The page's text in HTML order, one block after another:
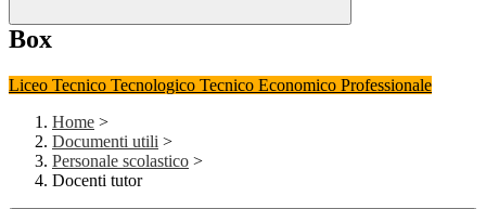
Box
Liceo Tecnico Tecnologico Tecnico Economico Professionale
Home >
Documenti utili >
Personale scolastico >
Docenti tutor